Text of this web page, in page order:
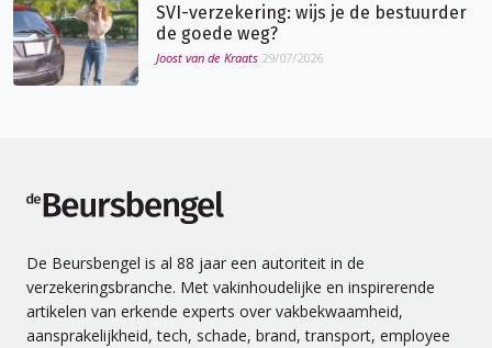
SVI-verzekering: wijs je de bestuurder
de goede weg?
Joost van de Kraats 29/07/2026
De Beursbengel is al 88 jaar een autoriteit in de
verzekeringsbranche. Met vakinhoudelijke en inspirerende
artikelen van erkende experts over vakbekwaamheid,
aansprakelijkheid, tech, schade, brand, transport, employee